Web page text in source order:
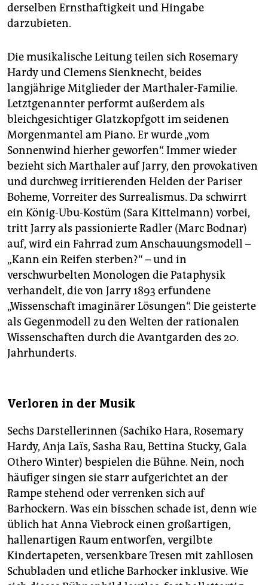
derselben Ernsthaftigkeit und Hingabe
darzubieten.
Die musikalische Leitung teilen sich Rosemary
Hardy und Clemens Sienknecht, beides
langjährige Mitglieder der Marthaler-Familie.
Letztgenannter performt außerdem als
bleichgesichtiger Glatzkopfgott im seidenen
Morgenmantel am Piano. Er wurde „vom
Sonnenwind hierher geworfen“. Immer wieder
bezieht sich Marthaler auf Jarry, den provokativen
und durchweg irritierenden Helden der Pariser
Boheme, Vorreiter des Surrealismus. Da schwirrt
ein König-Ubu-Kostüm (Sara Kittelmann) vorbei,
tritt Jarry als passionierte Radler (Marc Bodnar)
auf, wird ein Fahrrad zum Anschauungsmodell –
„Kann ein Reifen sterben?“ – und in
verschwurbelten Monologen die Pataphysik
verhandelt, die von Jarry 1893 erfundene
„Wissenschaft imaginärer Lösungen“. Die geisterte
als Gegenmodell zu den Welten der rationalen
Wissenschaften durch die Avantgarden des 20.
Jahrhunderts.
Verloren in der Musik
Sechs Darstellerinnen (Sachiko Hara, Rosemary
Hardy, Anja Laïs, Sasha Rau, Bettina Stucky, Gala
Othero Winter) bespielen die Bühne. Nein, noch
häufiger singen sie starr aufgerichtet an der
Rampe stehend oder verrenken sich auf
Barhockern. Was ein bisschen schade ist, denn wie
üblich hat Anna Viebrock einen großartigen,
hallenartigen Raum entworfen, vergilbte
Kindertapeten, versenkbare Tresen mit zahllosen
Schubladen und etliche Barhocker inklusive. Wie